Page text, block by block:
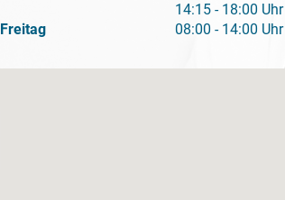
14:15 - 18:00 Uhr
Freitag
08:00 - 14:00 Uhr